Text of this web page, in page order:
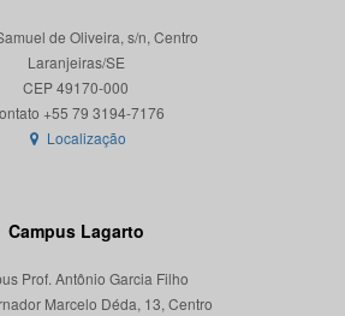
de Oliveira, s/n, Centro
Laranjeiras/SE
CEP 49170-000
Localização
Campus Lagarto
Prof. Antônio Garcia Filho
Marcelo Déda, 13, Centro